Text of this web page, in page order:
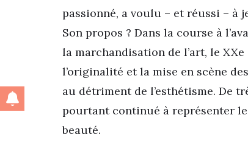
passionné, a voulu – et réussi – à
Son propos ? Dans la course à
la marchandisation de l’art, le
l’originalité et la mise en scène
au détriment de l’esthétisme. De
pourtant continué à représenter
beauté.